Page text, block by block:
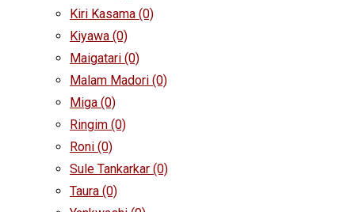
Kiri Kasama (0)
Kiyawa (0)
Maigatari (0)
Malam Madori (0)
Miga (0)
Ringim (0)
Roni (0)
Sule Tankarkar (0)
Taura (0)